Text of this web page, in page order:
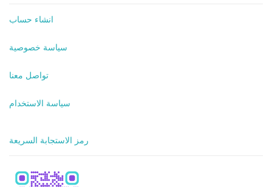
انشاء حساب
سياسة خصوصية
تواصل معنا
سياسة الاستخدام
رمز الاستجابة السريعة